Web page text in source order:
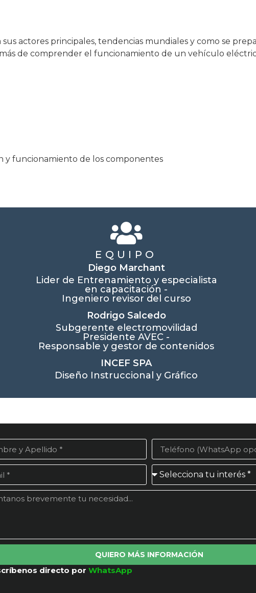
actores principales, tendencias mundiales y como se
de comprender el funcionamiento de un vehículo
y funcionamiento de los componentes
EQUIPO
Diego Marchant
Lider de Entrenamiento y especialista
en capacitación -
Ingeniero revisor del curso
Rodrigo Salcedo
Subgerente electromovilidad
Presidente AVEC -
Responsable y gestor de contenidos
INCEF SPA
Diseño Instruccional y Gráfico
QUIERO MÁS INFORMACIÓN
directo por WhatsApp